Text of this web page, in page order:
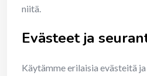
niitä.
Evästeet ja
Käytämme erilaisia evästeitä